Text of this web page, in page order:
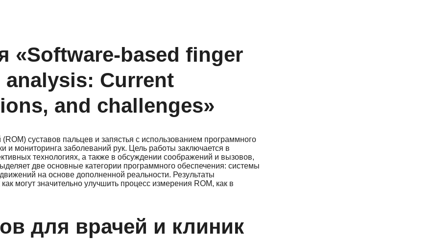
«Software-based finger
Current
and challenges»
суставов пальцев и запястья с использованием программного
и мониторинга заболеваний рук. Цель работы заключается в
технологиях, а также в обсуждении соображений и вызовов,
две основные категории программного обеспечения: системы
на основе дополненной реальности. Результаты
могут значительно улучшить процесс измерения ROM, как в
для врачей и клиник